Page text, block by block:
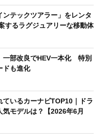
テックツアラー」をレンタ
するラグジュアリーな移動体
一部改良でHEV一本化 特別
ドも進化
ているカーナビTOP10｜ドラ
気モデルは？【2026年6月